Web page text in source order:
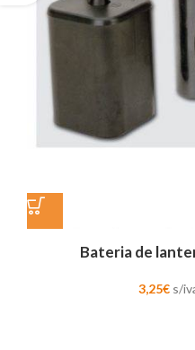
Bateria de
3,25€ s/